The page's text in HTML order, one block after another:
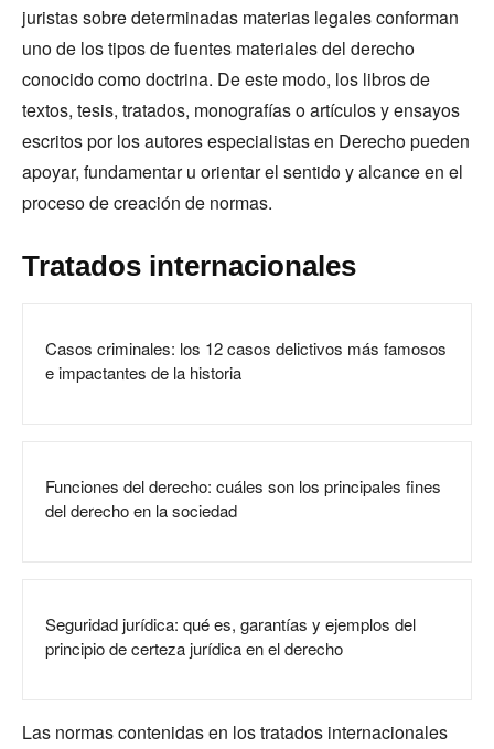
juristas sobre determinadas materias legales conforman
uno de los tipos de fuentes materiales del derecho
conocido como doctrina. De este modo, los libros de
textos, tesis, tratados, monografías o artículos y ensayos
escritos por los autores especialistas en Derecho pueden
apoyar, fundamentar u orientar el sentido y alcance en el
proceso de creación de normas.
Tratados internacionales
Casos criminales: los 12 casos delictivos más famosos
e impactantes de la historia
Funciones del derecho: cuáles son los principales fines
del derecho en la sociedad
Seguridad jurídica: qué es, garantías y ejemplos del
principio de certeza jurídica en el derecho
Las normas contenidas en los tratados internacionales